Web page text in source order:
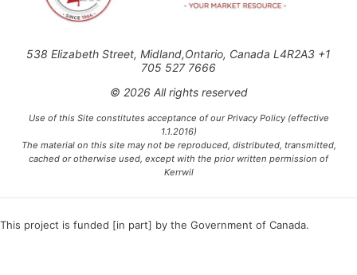
538 Elizabeth Street, Midland,Ontario, Canada L4R2A3 +1
705 527 7666
© 2026 All rights reserved
Use of this Site constitutes acceptance of our Privacy Policy (effective
1.1.2016)
The material on this site may not be reproduced, distributed, transmitted,
cached or otherwise used, except with the prior written permission of
Kerrwil
This project is funded [in part] by the Government of Canada.